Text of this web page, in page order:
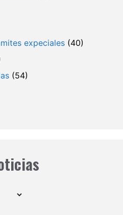
expeciales (40)
(54)